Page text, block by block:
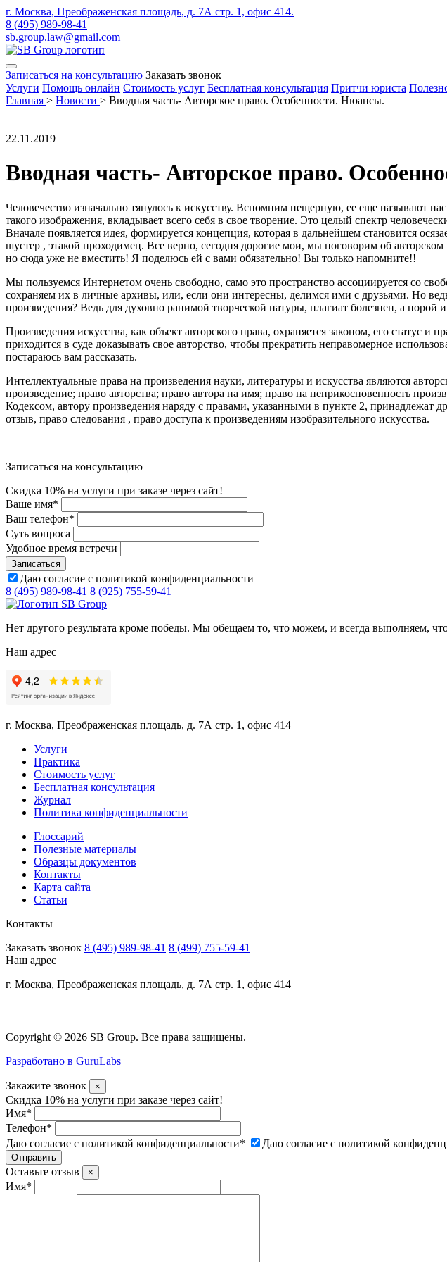
г. Москва, Преображенская площадь, д. 7А стр. 1, офис 414.
8 (495) 989-98-41
sb.group.law@gmail.com
Записаться на консультацию Заказать звонок
Услуги Помощь онлайн Стоимость услуг Бесплатная консультация Притчи юриста
Главная > Новости > Вводная часть- Авторское право. Особенности. Нюансы.
22.11.2019
Вводная часть- Авторское право.
Человечество изначально тянулось к искусству. Вспомним пещерную, ее еще называют
такого изображения, вкладывает всего себя в свое творение. Это целый спектр
Вначале появляется идея, формируется концепция, которая в дальнейшем становится
шустер , этакой проходимец. Все верно, сегодня дорогие мои, мы поговорим об
но сюда уже не вместить! Я поделюсь ей с вами обязательно! Вы только напомните!!
Мы пользуемся Интернетом очень свободно, само это пространство ассоциируется со
сохраняем их в личные архивы, или, если они интересны, делимся ими с друзьями. Но
произведения? Ведь для духовно ранимой творческой натуры, плагиат болезнен, а порой
Произведения искусства, как объект авторского права, охраняется законом, его
приходится в суде доказывать свое авторство, чтобы прекратить неправомерное
постараюсь вам рассказать.
Интеллектуальные права на произведения науки, литературы и искусства являются
произведение; право авторства; право автора на имя; право на неприкосновенность
Кодексом, автору произведения наряду с правами, указанными в пункте 2, принадлежат
отзыв, право следования , право доступа к произведениям изобразительного искусства.
Записаться на консультацию
Скидка 10% на услуги при заказе через сайт!
Ваше имя*
Ваш телефон*
Суть вопроса
Удобное время встречи
Даю согласие с политикой конфиденциальности
8 (495) 989-98-41 8 (925) 755-59-41
Нет другого результата кроме победы. Мы обещаем то, что можем, и всегда выполняем,
Наш адрес
г. Москва, Преображенская площадь, д. 7А стр. 1, офис 414
Услуги
Практика
Стоимость услуг
Бесплатная консультация
Журнал
Политика конфиденциальности
Глоссарий
Полезные материалы
Образцы документов
Контакты
Карта сайта
Статьи
Контакты
Заказать звонок 8 (495) 989-98-41 8 (499) 755-59-41
Наш адрес
г. Москва, Преображенская площадь, д. 7А стр. 1, офис 414
Copyright © 2026 SB Group. Все права защищены.
Разработано в GuruLabs
Закажите звонок ×
Скидка 10% на услуги при заказе через сайт!
Имя*
Телефон*
Даю согласие с политикой конфиденциальности* Даю согласие с политикой
Оставьте отзыв ×
Имя*